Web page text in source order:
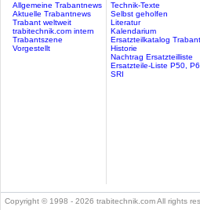
Allgemeine Trabantnews
Aktuelle Trabantnews
Trabant weltweit
trabitechnik.com intern
Trabantszene
Vorgestellt
Technik-Texte
Selbst geholfen
Literatur
Kalendarium
Ersatzteilkatalog
Historie
Nachtrag Ersatzteilliste
Ersatzteile-Liste P50,
SRI
Copyright © 1998 - 2026 trabitechnik.com All rights